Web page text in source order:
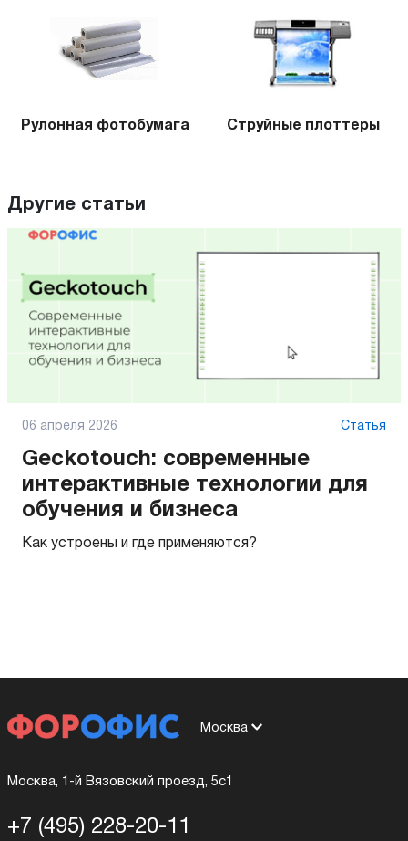
Рулонная фотобумага Струйные плоттеры
Другие статьи
06 апреля 2026 Статья
Geckotouch: современные
интерактивные технологии для
обучения и бизнеса
Как устроены и где применяются?
Москва
Москва, 1-й Вязовский проезд, 5с1
+7 (495) 228-20-11